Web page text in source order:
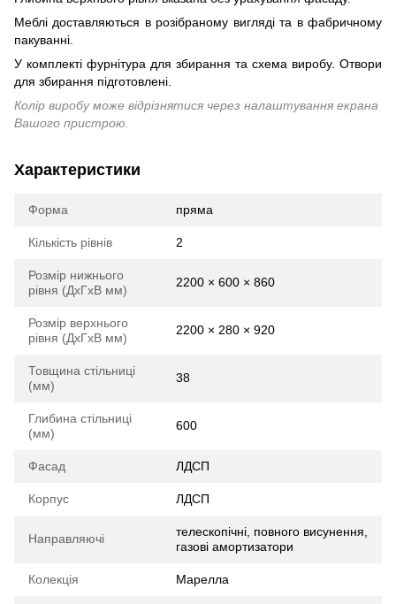
Меблі доставляються в розібраному вигляді та в фабричному
пакуванні.
У комплекті фурнітура для збирання та схема виробу. Отвори
для збирання підготовлені.
Колір виробу може відрізнятися через налаштування екрана
Вашого пристрою.
Характеристики
Форма пряма
Кількість рівнів 2
Розмір нижнього
рівня (ДхГхВ мм)
2200 × 600 × 860
Розмір верхнього
рівня (ДхГхВ мм)
2200 × 280 × 920
Товщина стільниці
(мм)
38
Глибина стільниці
(мм)
600
Фасад ЛДСП
Корпус ЛДСП
Направляючі
телескопічні, повного висунення,
газові амортизатори
Колекція Марелла